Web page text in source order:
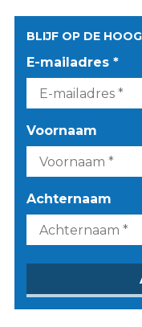
BLIJF OP DE
E-mailadres *
Voornaam
Achternaam